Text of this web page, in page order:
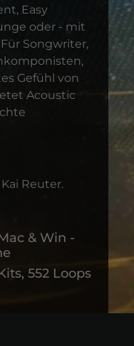
Easy
oder - mit
Songwriter,
Gefühl von
Acoustic
Reuter.
& Win -
552 Loops